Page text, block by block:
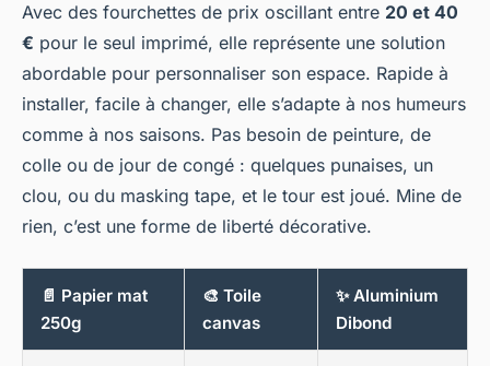
Avec des fourchettes de prix oscillant entre 20 et 40
€ pour le seul imprimé, elle représente une solution
abordable pour personnaliser son espace. Rapide à
installer, facile à changer, elle s’adapte à nos humeurs
comme à nos saisons. Pas besoin de peinture, de
colle ou de jour de congé : quelques punaises, un
clou, ou du masking tape, et le tour est joué. Mine de
rien, c’est une forme de liberté décorative.
📄 Papier mat
250g
🎨 Toile
canvas
✨ Aluminium
Dibond